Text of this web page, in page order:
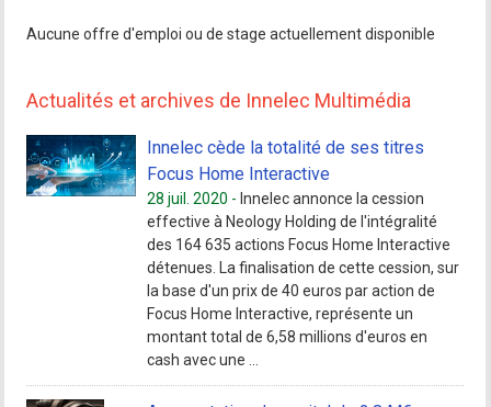
Aucune offre d'emploi ou de stage actuellement disponible
Actualités et archives de Innelec Multimédia
Innelec cède la totalité de ses titres
Focus Home Interactive
28 juil. 2020 - Innelec annonce la cession
effective à Neology Holding de l'intégralité
des 164 635 actions Focus Home Interactive
détenues. La finalisation de cette cession, sur
la base d'un prix de 40 euros par action de
Focus Home Interactive, représente un
montant total de 6,58 millions d'euros en
cash avec une ...